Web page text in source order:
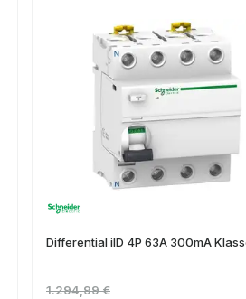
Differential iID 4P 63A 300mA
1.294,99 €